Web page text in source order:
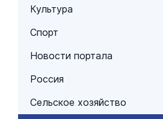
Культура
Спорт
Новости портала
Россия
Сельское хозяйство